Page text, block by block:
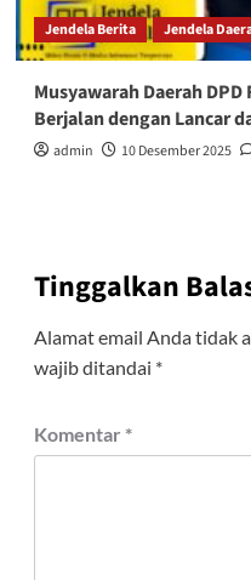
Jendela Berita Jendela
Musyawarah Daerah
Berjalan dengan Lancar
admin 10 Desember 2025
Tinggalkan
Alamat email Anda tidak
wajib ditandai *
Komentar *